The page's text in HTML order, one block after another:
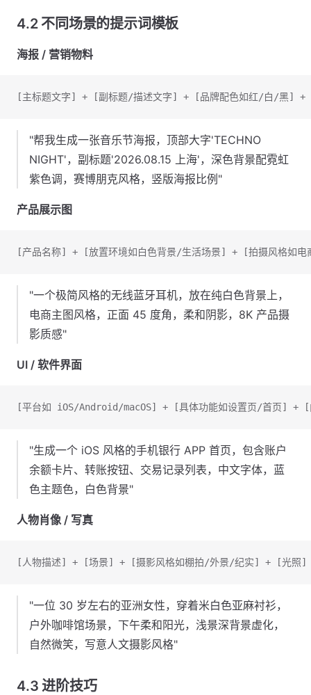
4.2 不同场景的提示词模板
海报 / 营销物料
[主标题文字] + [副标题/描述文字] + [品牌配色如红/白/黑] +
"帮我生成一张音乐节海报，顶部大字'TECHNO
NIGHT'，副标题'2026.08.15 上海'，深色背景配霓虹
紫色调，赛博朋克风格，竖版海报比例"
产品展示图
[产品名称] + [放置环境如白色背景/生活场景] + [拍摄风格如
"一个极简风格的无线蓝牙耳机，放在纯白色背景上，
电商主图风格，正面 45 度角，柔和阴影，8K 产品摄
影质感"
UI / 软件界面
[平台如 iOS/Android/macOS] + [具体功能如设置页/首页]
"生成一个 iOS 风格的手机银行 APP 首页，包含账户
余额卡片、转账按钮、交易记录列表，中文字体，蓝
色主题色，白色背景"
人物肖像 / 写真
[人物描述] + [场景] + [摄影风格如棚拍/外景/纪实] + [光
"一位 30 岁左右的亚洲女性，穿着米白色亚麻衬衫，
户外咖啡馆场景，下午柔和阳光，浅景深背景虚化，
自然微笑，写意人文摄影风格"
4.3 进阶技巧